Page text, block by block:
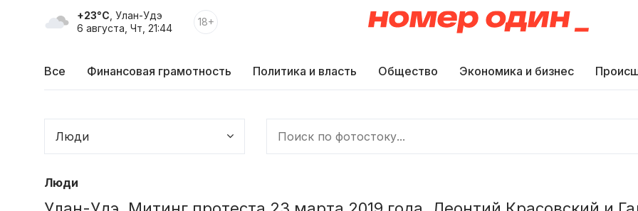
+23°C , Улан-Удэ
6 августа, Чт, 21:44
18+
Все Финансовая грамотность Политика и власть Общество Экономика и бизнес
Люди